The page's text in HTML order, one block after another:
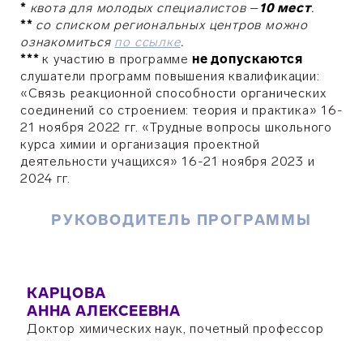
* квота для молодых специалистов –10 мест.
** со списком региональных центров можно
ознакомиться по ссылке.
***к участию в программе не допускаются
слушатели программ повышения квалификации:
«Связь реакционной способности органических
соединений со строением: теория и практика» 16-
21 ноября 2022 гг. «Трудные вопросы школьного
курса химии и организация проектной
деятельности учащихся» 16-21 ноября 2023 и
2024 гг.
РУКОВОДИТЕЛЬ ПРОГРАММЫ
КАРЦОВА
АННА АЛЕКСЕЕВНА
Доктор химических наук, почетный профессор